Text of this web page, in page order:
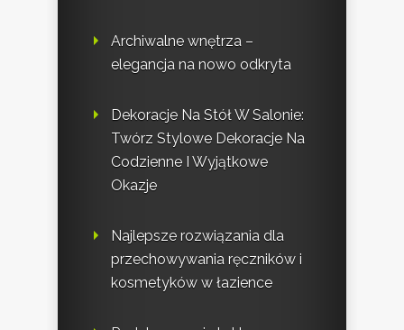
Archiwalne wnętrza –
elegancja na nowo odkryta
Dekoracje Na Stół W Salonie:
Twórz Stylowe Dekoracje Na
Codzienne I Wyjątkowe
Okazje
Najlepsze rozwiązania dla
przechowywania ręczników i
kosmetyków w łazience